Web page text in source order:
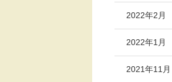
2022年2月
2022年1月
2021年11月